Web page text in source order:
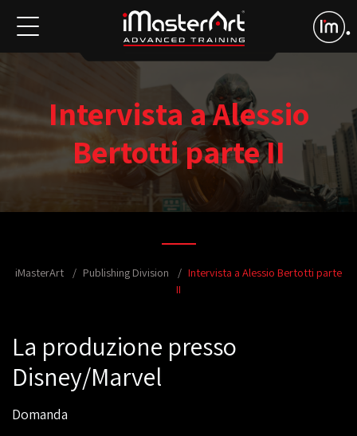
Intervista a Alessio
Bertotti parte II
iMasterArt Publishing Division
Intervista a Alessio Bertotti parte
II
La produzione presso
Disney/Marvel
Domanda